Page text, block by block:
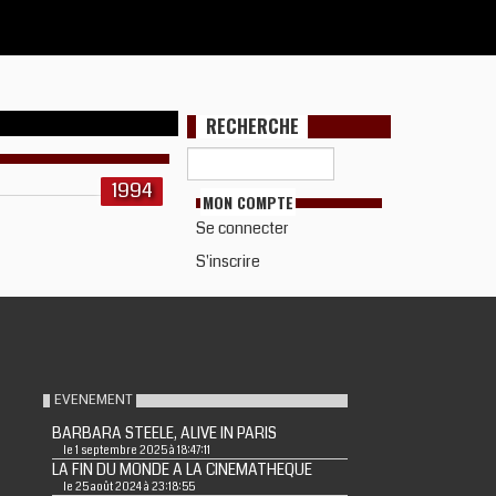
1994
RECHERCHE
MON COMPTE
Se connecter
S'inscrire
EVENEMENT
BARBARA STEELE, ALIVE IN PARIS
le 1 septembre 2025 à 18:47:11
LA FIN DU MONDE A LA CINEMATHEQUE
le 25 août 2024 à 23:18:55